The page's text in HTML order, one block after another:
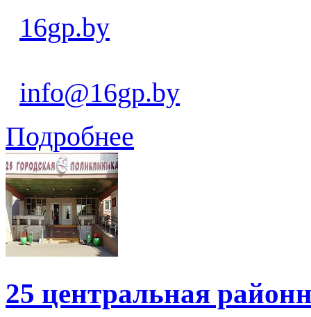
16gp.by
info@16gp.by
Подробнее
25 центральная